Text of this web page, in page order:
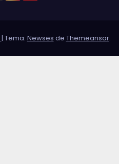
| Tema: Newses de Themeansar.